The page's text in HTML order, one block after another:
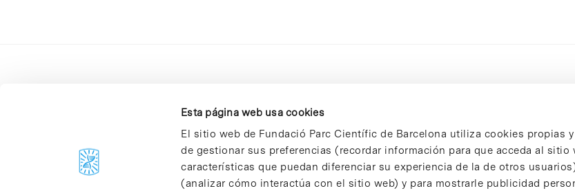
Esta página web usa cookies
El sitio web de Fundació Parc Científic de Barcelona utiliza cookies propias
de gestionar sus preferencias (recordar información para que acceda al sitio
características que puedan diferenciar su experiencia de la de otros
(analizar cómo interactúa con el sitio web) y para mostrarle publicidad
C/Baldiri Reixac, 4-12 i 15
08028 Barcelona